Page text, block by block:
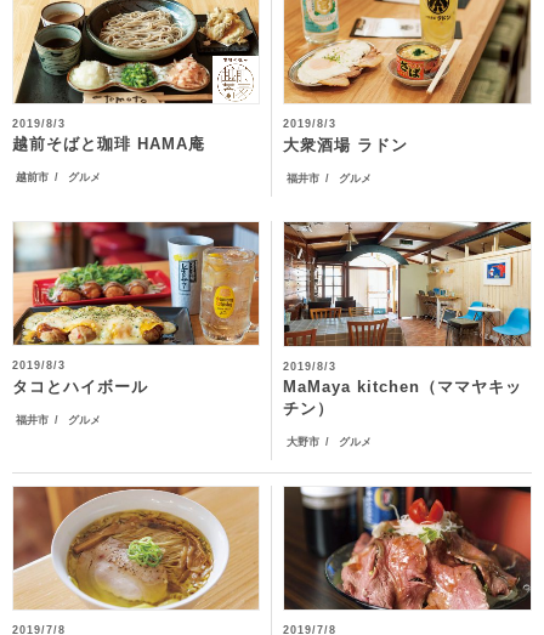
2019/8/3
越前そばと珈琲 HAMA庵
越前市 グルメ
2019/8/3
大衆酒場 ラドン
福井市 グルメ
2019/8/3
タコとハイボール
福井市 グルメ
2019/8/3
MaMaya kitchen（ママヤキッ
チン）
大野市 グルメ
2019/7/8 2019/7/8